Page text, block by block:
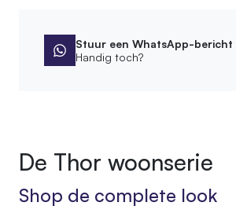
Montage
Leveringsvorm
Product
Hoogte roomdivider
Stuur een WhatsApp-bericht
Handig toch?
De Thor woonserie
Shop de complete look